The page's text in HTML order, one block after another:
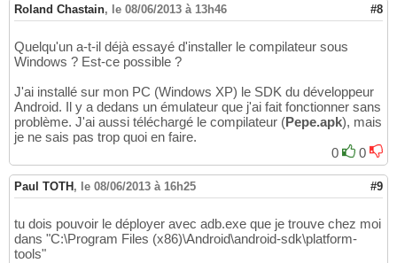
Roland Chastain, le 08/06/2013 à 13h46 #8
Quelqu'un a-t-il déjà essayé d'installer le compilateur sous
Windows ? Est-ce possible ?
J'ai installé sur mon PC (Windows XP) le SDK du développeur
Android. Il y a dedans un émulateur que j'ai fait fonctionner sans
problème. J'ai aussi téléchargé le compilateur (Pepe.apk), mais
je ne sais pas trop quoi en faire.
0
0
Paul TOTH , le 08/06/2013 à 16h25 #9
tu dois pouvoir le déployer avec adb.exe que je trouve chez moi
dans "C:\Program Files (x86)\Android\android-sdk\platform-
tools"